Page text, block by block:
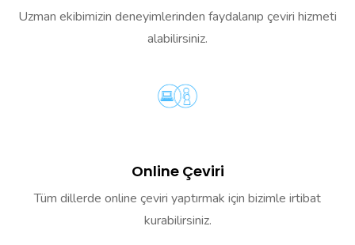
Uzman ekibimizin deneyimlerinden faydalanıp çeviri hizmeti
alabilirsiniz.
Online Çeviri
Tüm dillerde online çeviri yaptırmak için bizimle irtibat
kurabilirsiniz.